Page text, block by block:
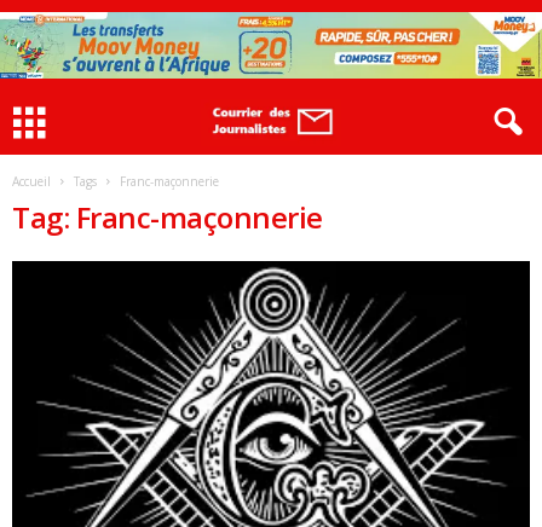
Accueil Tags Franc-maçonnerie
Tag: Franc-maçonnerie